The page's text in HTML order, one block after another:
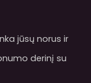
jūsų norus ir
derinį su